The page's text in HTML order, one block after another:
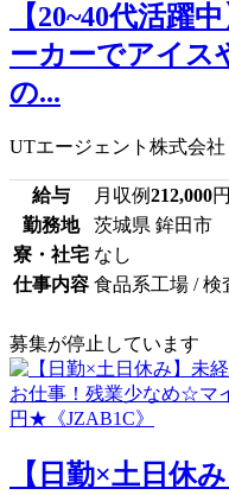
【20~40代活躍
ーカーでアイス
の...
UTエージェント株式会社
給与 月収例212,000円
勤務地
茨城県 鉾田市
寮・社宅 なし
仕事内容 食品系工場 / 検
募集が停止しています
【日勤×土日休